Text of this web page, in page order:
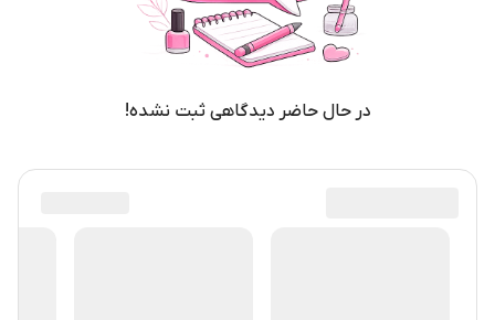
در حال حاضر دیدگاهی ثبت نشده!